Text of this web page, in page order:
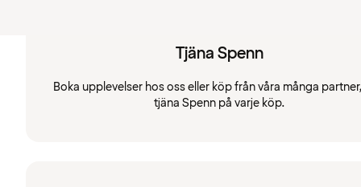
Tjäna Spenn
Boka upplevelser hos oss eller köp från våra många
tjäna Spenn på varje köp.